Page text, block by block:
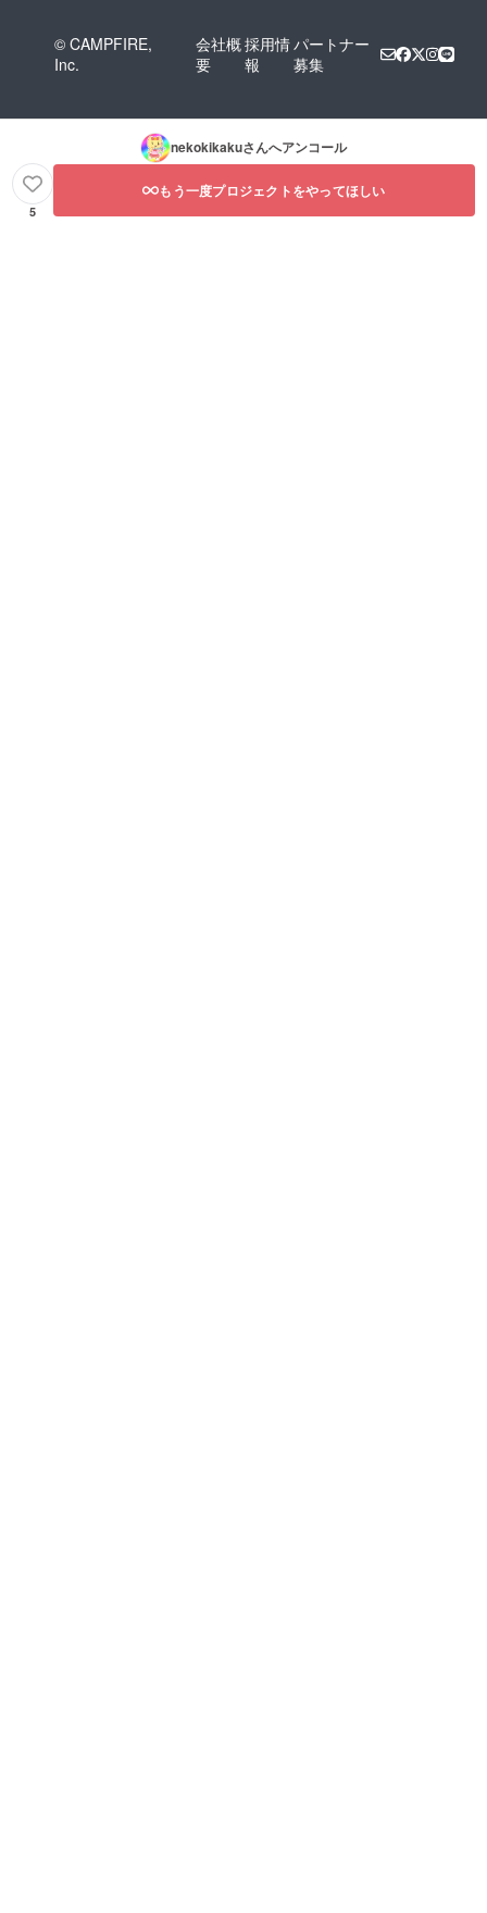
© CAMPFIRE,
Inc.
会社概
要
採用情
報
パートナー
募集
nekokikakuさんへアンコール
5
もう一度プロジェクトをやってほしい